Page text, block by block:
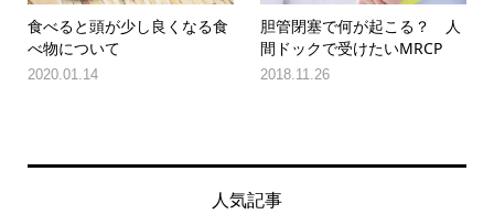
食べると頭が少し良くなる食
べ物について
2020.01.14
胆管閉塞で何が起こる？ 人
間ドックで受けたいMRCP
2018.11.26
人気記事